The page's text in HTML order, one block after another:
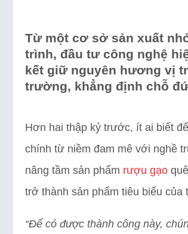
Từ một cơ sở sản xuất
trình, đầu tư công nghệ
kết giữ nguyên hương vị
trường, khẳng định chỗ
Hơn hai thập kỷ trước, ít ai biết
chính từ niềm đam mê với nghề
nâng tầm sản phẩm rượu gạo
trở thành sản phẩm tiêu biểu của
“Để có được thành công này,